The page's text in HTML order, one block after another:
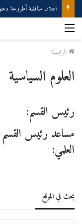
إعلان مناقشة دكتوراه
القائمة
الرئيسية
العلوم السياسية
رئيس القسم:
مساعد رئيس القسم
العلمي:
بحث في الموقع